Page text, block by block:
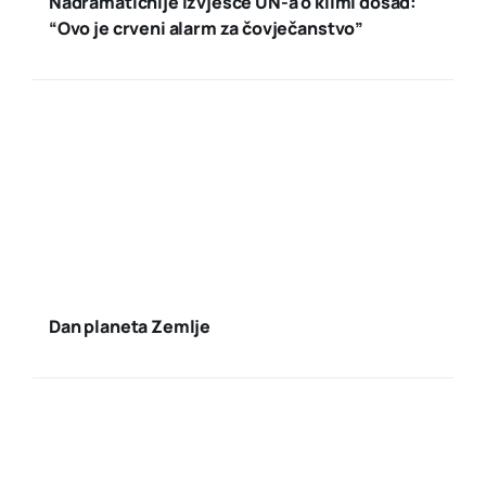
“Ovo je crveni alarm za čovječanstvo”
Dan planeta Zemlje